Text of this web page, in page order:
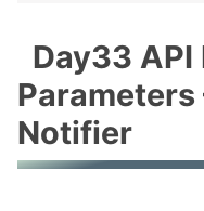
Day33 API
Parameters
Notifier